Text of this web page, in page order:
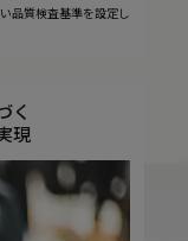
品質検査基準を設定し
く
現